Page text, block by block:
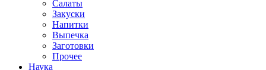
Салаты
Закуски
Напитки
Выпечка
Заготовки
Прочее
Наука